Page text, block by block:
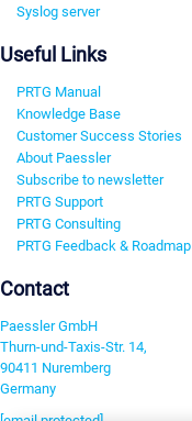
Syslog server
Useful Links
PRTG Manual
Knowledge Base
Customer Success Stories
About Paessler
Subscribe to newsletter
PRTG Support
PRTG Consulting
PRTG Feedback & Roadmap
Contact
Paessler GmbH
Thurn-und-Taxis-Str. 14,
90411 Nuremberg
Germany